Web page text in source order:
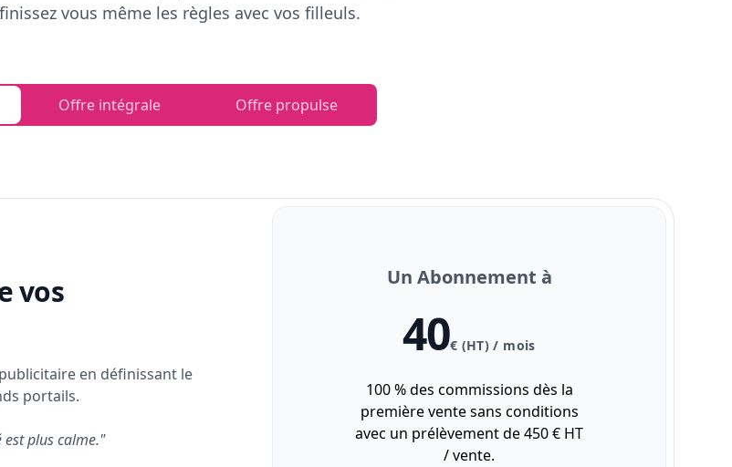
vous même les règles avec vos filleuls.
Offre intégrale Offre propulse
vos
en définissant le
portails.
plus calme."
Un Abonnement à
40€ (HT) / mois
100 % des commissions dès la
première vente sans conditions
avec un prélèvement de 450 € HT
/ vente.